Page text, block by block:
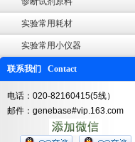
实验常用耗材
实验常用小仪器
联系我们 Contact
电话：020-82160415(5线）
邮件：genebase#vip.163.com